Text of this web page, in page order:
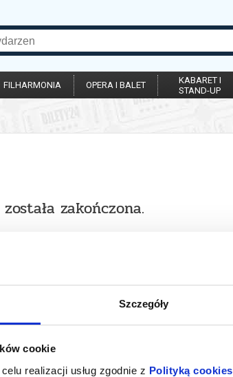
Szczegóły
cookie
realizacji usług zgodnie z Polityką cookies
FILHARMONIA OPERA I BALET
KABARET I
STAND-UP
zakończona.